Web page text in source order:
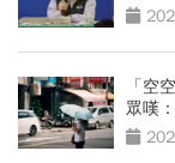
「空
眾嘆